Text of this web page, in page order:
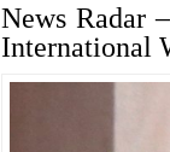
News Radar
International